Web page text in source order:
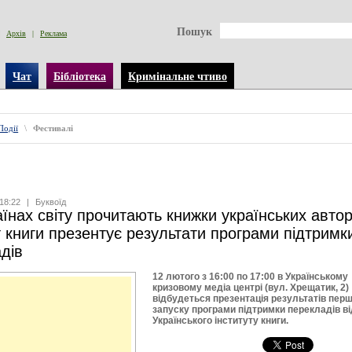
Архів | Реклама Пошук
Чат Бібліотека Кримінальне чтиво
\ Фестивалі
18:22 | Буквоїд
світу прочитають книжки українських
книги презентує результати програми
12 лютого з 16:00 по 17:00 в Українському
кризовому медіа центрі (вул. Хрещатик, 2)
відбудеться презентація результатів
запуску програми підтримки перекладів
Українського інституту книги.